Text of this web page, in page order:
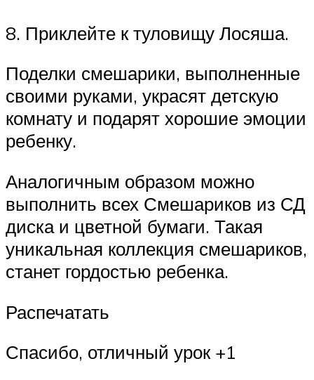
8. Приклейте к туловищу Лосяша.
Поделки смешарики, выполненные
своими руками, украсят детскую
комнату и подарят хорошие эмоции
ребенку.
Аналогичным образом можно
выполнить всех Смешариков из СД
диска и цветной бумаги. Такая
уникальная коллекция смешариков,
станет гордостью ребенка.
Распечатать
Спасибо, отличный урок +1